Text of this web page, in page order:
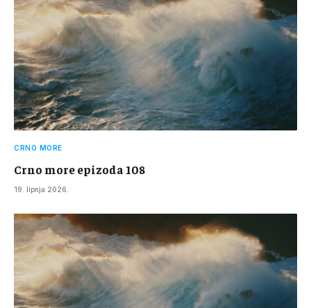
CRNO MORE
Crno more epizoda 108
19. lipnja 2026.